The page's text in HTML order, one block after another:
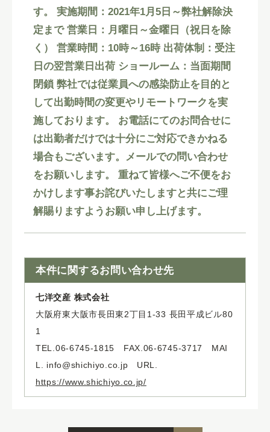
す。 実施期間：2021年1月5日～弊社解除決
定まで 営業日：月曜日～金曜日（祝日を除
く） 営業時間：10時～16時 出荷体制：受注
日の翌営業日出荷 ショールーム：当面期間
閉鎖 弊社では従業員への感染防止を目的と
して出勤時間の変更やリモートワークを実
施しております。 お電話にてのお問合せに
は出勤者だけでは十分にご対応できかねる
場合もございます。メールでの問い合わせ
をお願いします。 重ねて皆様へご不便をお
かけします事お詫びいたしますと共にご理
解賜りますようお願い申し上げます。
本件に関するお問い合わせ先
七洋交産 株式会社
大阪府東大阪市長田東2丁目1-33 長田平成ビル80
1
TEL.06-6745-1815 FAX.06-6745-3717 MAI
L. info@shichiyo.co.jp URL.
https://www.shichiyo.co.jp/